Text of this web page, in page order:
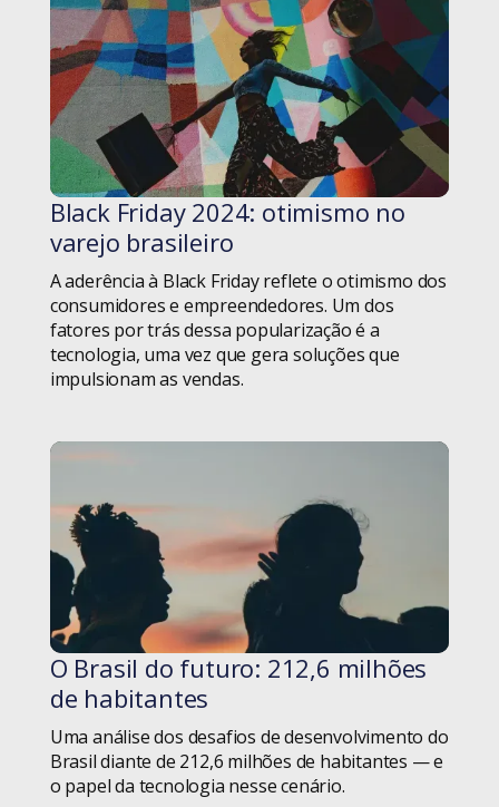
Fintechs
Gestão de Projetos
Hard Skills
Homeoffice
iF Design Award
Iniciativa Privada
Inovação
Logística
Manifesto Ágil
Metodologia
Metodologia Ágil
Mulheres na Tecnologia
Novidades
#blog
Black Friday 2024: otimismo no
varejo brasileiro
A aderência à Black Friday reflete o otimismo dos
consumidores e empreendedores. Um dos
fatores por trás dessa popularização é a
tecnologia, uma vez que gera soluções que
impulsionam as vendas.
#blog
O Brasil do futuro: 212,6 milhões
de habitantes
Uma análise dos desafios de desenvolvimento do
Brasil diante de 212,6 milhões de habitantes — e
o papel da tecnologia nesse cenário.